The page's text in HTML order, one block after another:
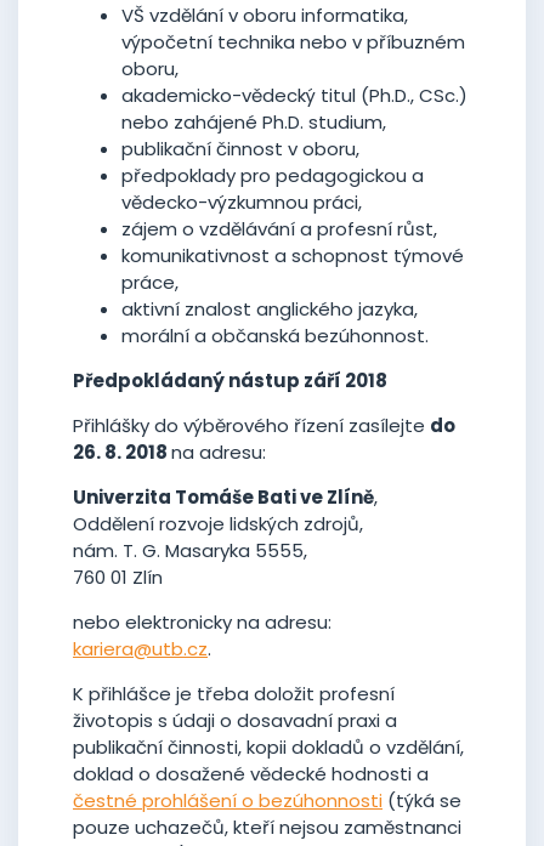
VŠ vzdělání v oboru informatika,
výpočetní technika nebo v příbuzném
oboru,
akademicko-vědecký titul (Ph.D., CSc.)
nebo zahájené Ph.D. studium,
publikační činnost v oboru,
předpoklady pro pedagogickou a
vědecko-výzkumnou práci,
zájem o vzdělávání a profesní růst,
komunikativnost a schopnost týmové
práce,
aktivní znalost anglického jazyka,
morální a občanská bezúhonnost.
Předpokládaný nástup září 2018
Přihlášky do výběrového řízení zasílejte do
26. 8. 2018na adresu:
Univerzita Tomáše Bati ve Zlíně,
Oddělení rozvoje lidských zdrojů,
nám. T. G. Masaryka 5555,
760 01 Zlín
nebo elektronicky na adresu:
kariera@utb.cz.
K přihlášce je třeba doložit profesní
životopis s údaji o dosavadní praxi a
publikační činnosti, kopii dokladů o vzdělání,
doklad o dosažené vědecké hodnosti a
čestné prohlášení o bezúhonnosti (týká se
pouze uchazečů, kteří nejsou zaměstnanci